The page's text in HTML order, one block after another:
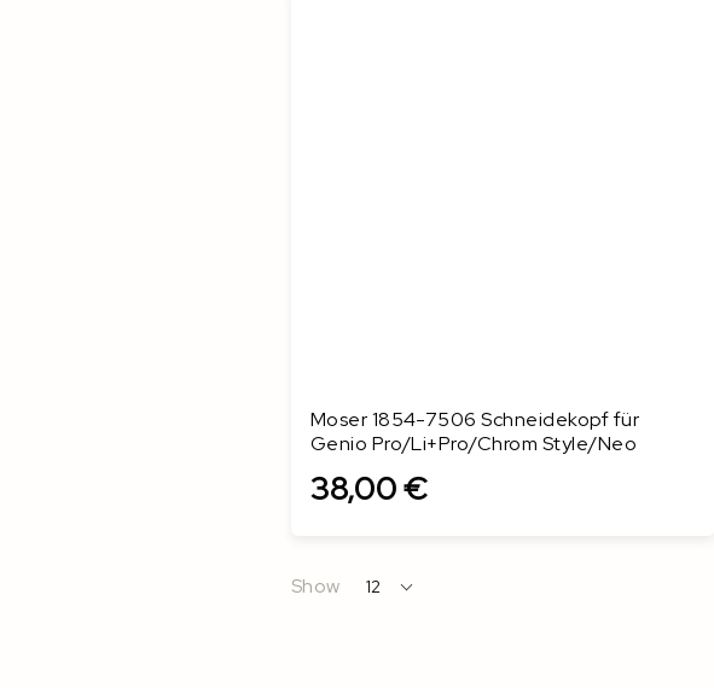
Moser 1854-7506 Schneidekopf für
Genio Pro/Li+Pro/Chrom Style/Neo
38,00 €
Show
12
per